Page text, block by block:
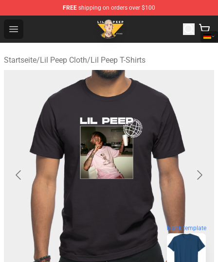
FREE shipping on orders over $100
Open menu
Lil Peep Store - Official Lil Peep Merchandise Shop
Startseite/Lil Peep Cloth/Lil Peep T-Shirts
blank template